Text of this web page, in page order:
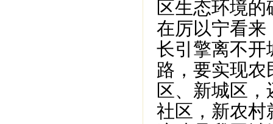
区生态环境
在厉以宁看来
长引擎离不开
路，要实现农
区、新城区
社区，新农村